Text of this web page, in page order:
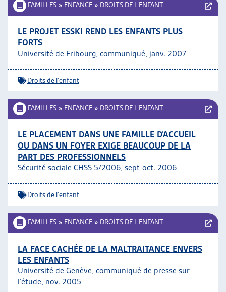
FAMILLES » ENFANCE » DROITS DE L’ENFANT
LE PROJET ESSKI REND LES ENFANTS PLUS
FORTS
Université de Fribourg, communiqué, janv. 2007
Droits de l'enfant
FAMILLES » ENFANCE » DROITS DE L’ENFANT
LE PLACEMENT DANS UNE FAMILLE D’ACCUEIL
OU DANS UN FOYER EXIGE BEAUCOUP DE LA
PART DES PROFESSIONNELS
Sécurité sociale CHSS 5/2006, sept-oct. 2006
Droits de l'enfant
FAMILLES » ENFANCE » DROITS DE L’ENFANT
LA FACE CACHÉE DE LA MALTRAITANCE ENVERS
LES ENFANTS
Université de Genève, communiqué de presse sur
l’étude, nov. 2005